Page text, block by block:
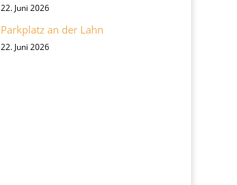
22. Juni 2026
Parkplatz an der Lahn
22. Juni 2026